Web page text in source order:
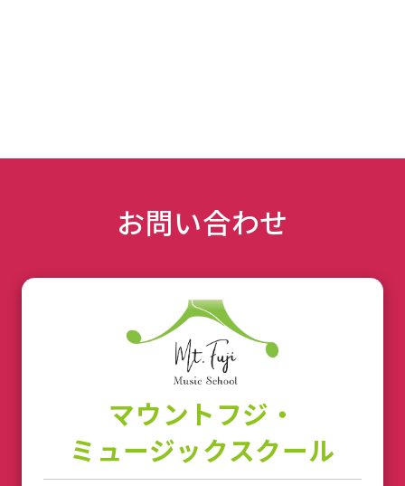
お問い合わせ
マウントフジ・
ミュージックスクール